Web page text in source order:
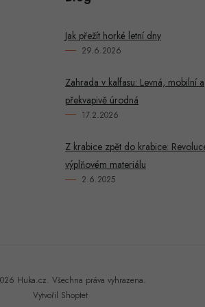
Jak přežít horké letní dny
29.6.2026
Zahrada v kalfasu: Levná, mobilní a
překvapivě úrodná
17.2.2026
Z krabice zpět do krabice:
výplňovém materiálu
2.6.2025
Vytvořil Shoptet
Huka.cz. Všechna práva vyhrazena.